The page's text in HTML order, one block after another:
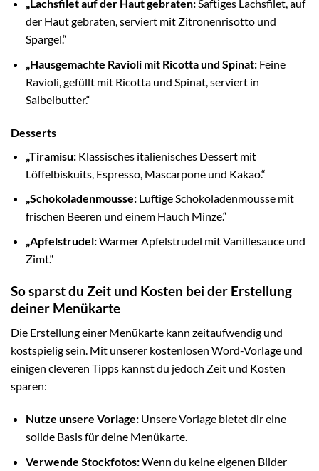
„Lachsfilet auf der Haut gebraten:Saftiges Lachsfilet, auf
der Haut gebraten, serviert mit Zitronenrisotto und
Spargel.“
„Hausgemachte Ravioli mit Ricotta und Spinat:Feine
Ravioli, gefüllt mit Ricotta und Spinat, serviert in
Salbeibutter.“
Desserts
„Tiramisu:Klassisches italienisches Dessert mit
Löffelbiskuits, Espresso, Mascarpone und Kakao.“
„Schokoladenmousse:Luftige Schokoladenmousse mit
frischen Beeren und einem Hauch Minze.“
„Apfelstrudel:Warmer Apfelstrudel mit Vanillesauce und
Zimt.“
So sparst du Zeit und Kosten bei der Erstellung
deiner Menükarte
Die Erstellung einer Menükarte kann zeitaufwendig und
kostspielig sein. Mit unserer kostenlosen Word-Vorlage und
einigen cleveren Tipps kannst du jedoch Zeit und Kosten
sparen:
Nutze unsere Vorlage:Unsere Vorlage bietet dir eine
solide Basis für deine Menükarte.
Verwende Stockfotos:Wenn du keine eigenen Bilder